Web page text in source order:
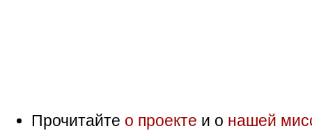
Прочитайте о проекте и о нашей